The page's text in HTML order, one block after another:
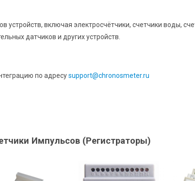
включая электросчётчики, счетчики воды,
датчиков и других устройств.
по адресуsupport@chronosmeter.ru
Импульсов (Регистраторы)